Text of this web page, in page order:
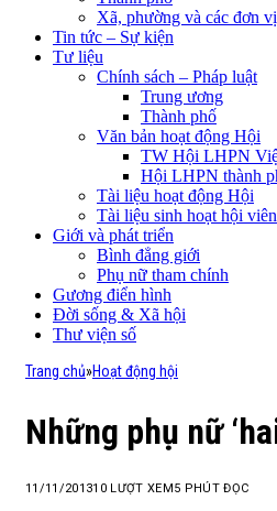
Xã, phường và các đơn vị
Tin tức – Sự kiện
Tư liệu
Chính sách – Pháp luật
Trung ương
Thành phố
Văn bản hoạt động Hội
TW Hội LHPN
Hội LHPN thành
Tài liệu hoạt động Hội
Tài liệu sinh hoạt hội viên
Giới và phát triển
Bình đẳng giới
Phụ nữ tham chính
Gương điển hình
Đời sống & Xã hội
Thư viện số
Trang chủ»Hoạt động hội
Những phụ nữ
11/11/201310 LƯỢT XEM 5 PHÚT ĐỌC